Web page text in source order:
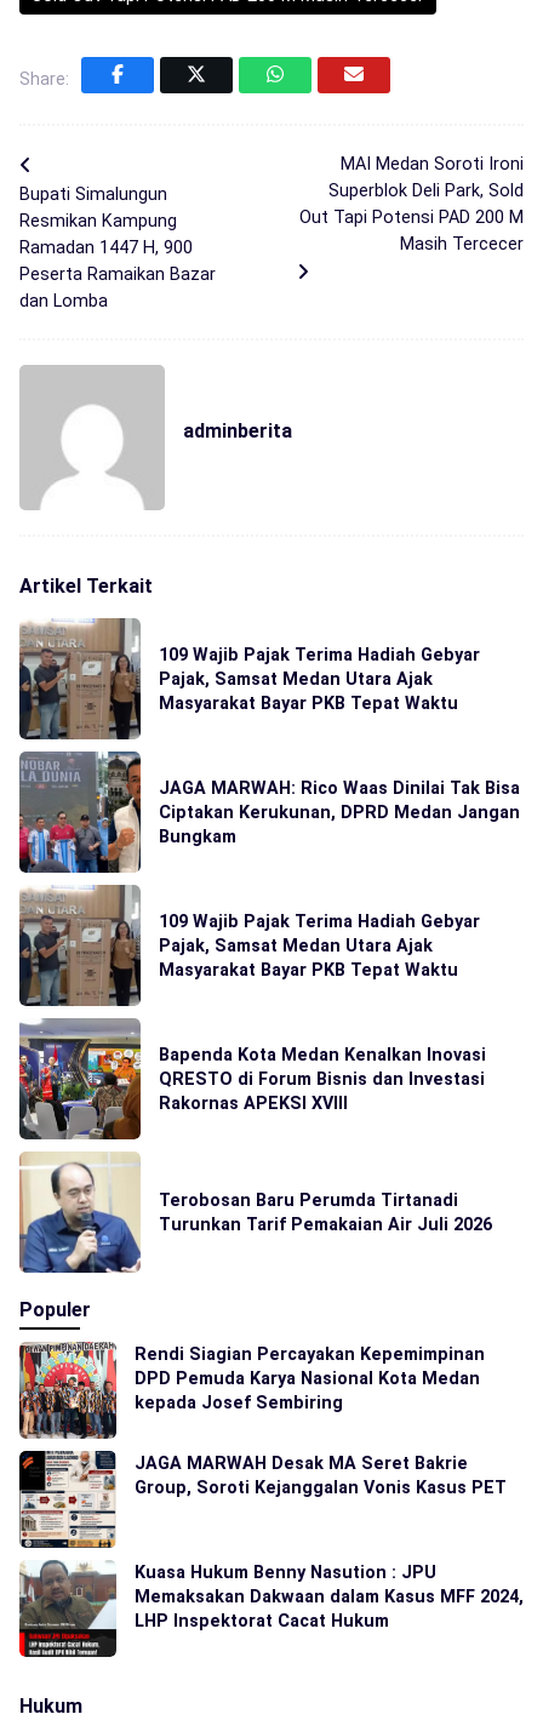
Share:
Bupati Simalungun
Resmikan Kampung
Ramadan 1447 H, 900
Peserta Ramaikan Bazar
dan Lomba
MAI Medan Soroti Ironi
Superblok Deli Park, Sold
Out Tapi Potensi PAD 200 M
Masih Tercecer
adminberita
Artikel Terkait
109 Wajib Pajak Terima Hadiah Gebyar
Pajak, Samsat Medan Utara Ajak
Masyarakat Bayar PKB Tepat Waktu
JAGA MARWAH: Rico Waas Dinilai Tak Bisa
Ciptakan Kerukunan, DPRD Medan Jangan
Bungkam
109 Wajib Pajak Terima Hadiah Gebyar
Pajak, Samsat Medan Utara Ajak
Masyarakat Bayar PKB Tepat Waktu
Bapenda Kota Medan Kenalkan Inovasi
QRESTO di Forum Bisnis dan Investasi
Rakornas APEKSI XVIII
Terobosan Baru Perumda Tirtanadi
Turunkan Tarif Pemakaian Air Juli 2026
Populer
Rendi Siagian Percayakan Kepemimpinan
DPD Pemuda Karya Nasional Kota Medan
kepada Josef Sembiring
JAGA MARWAH Desak MA Seret Bakrie
Group, Soroti Kejanggalan Vonis Kasus PET
Kuasa Hukum Benny Nasution : JPU
Memaksakan Dakwaan dalam Kasus MFF 2024,
LHP Inspektorat Cacat Hukum
Hukum